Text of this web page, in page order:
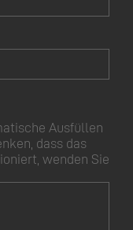
Ausfüllen
dass das
wenden Sie